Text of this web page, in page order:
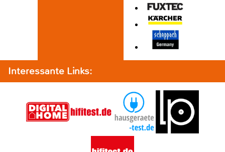
Interessante Links: